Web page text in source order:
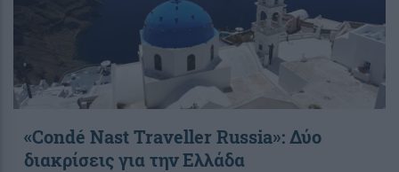
«Condé Nast Traveller Russia»: Δύο
διακρίσεις για την Ελλάδα